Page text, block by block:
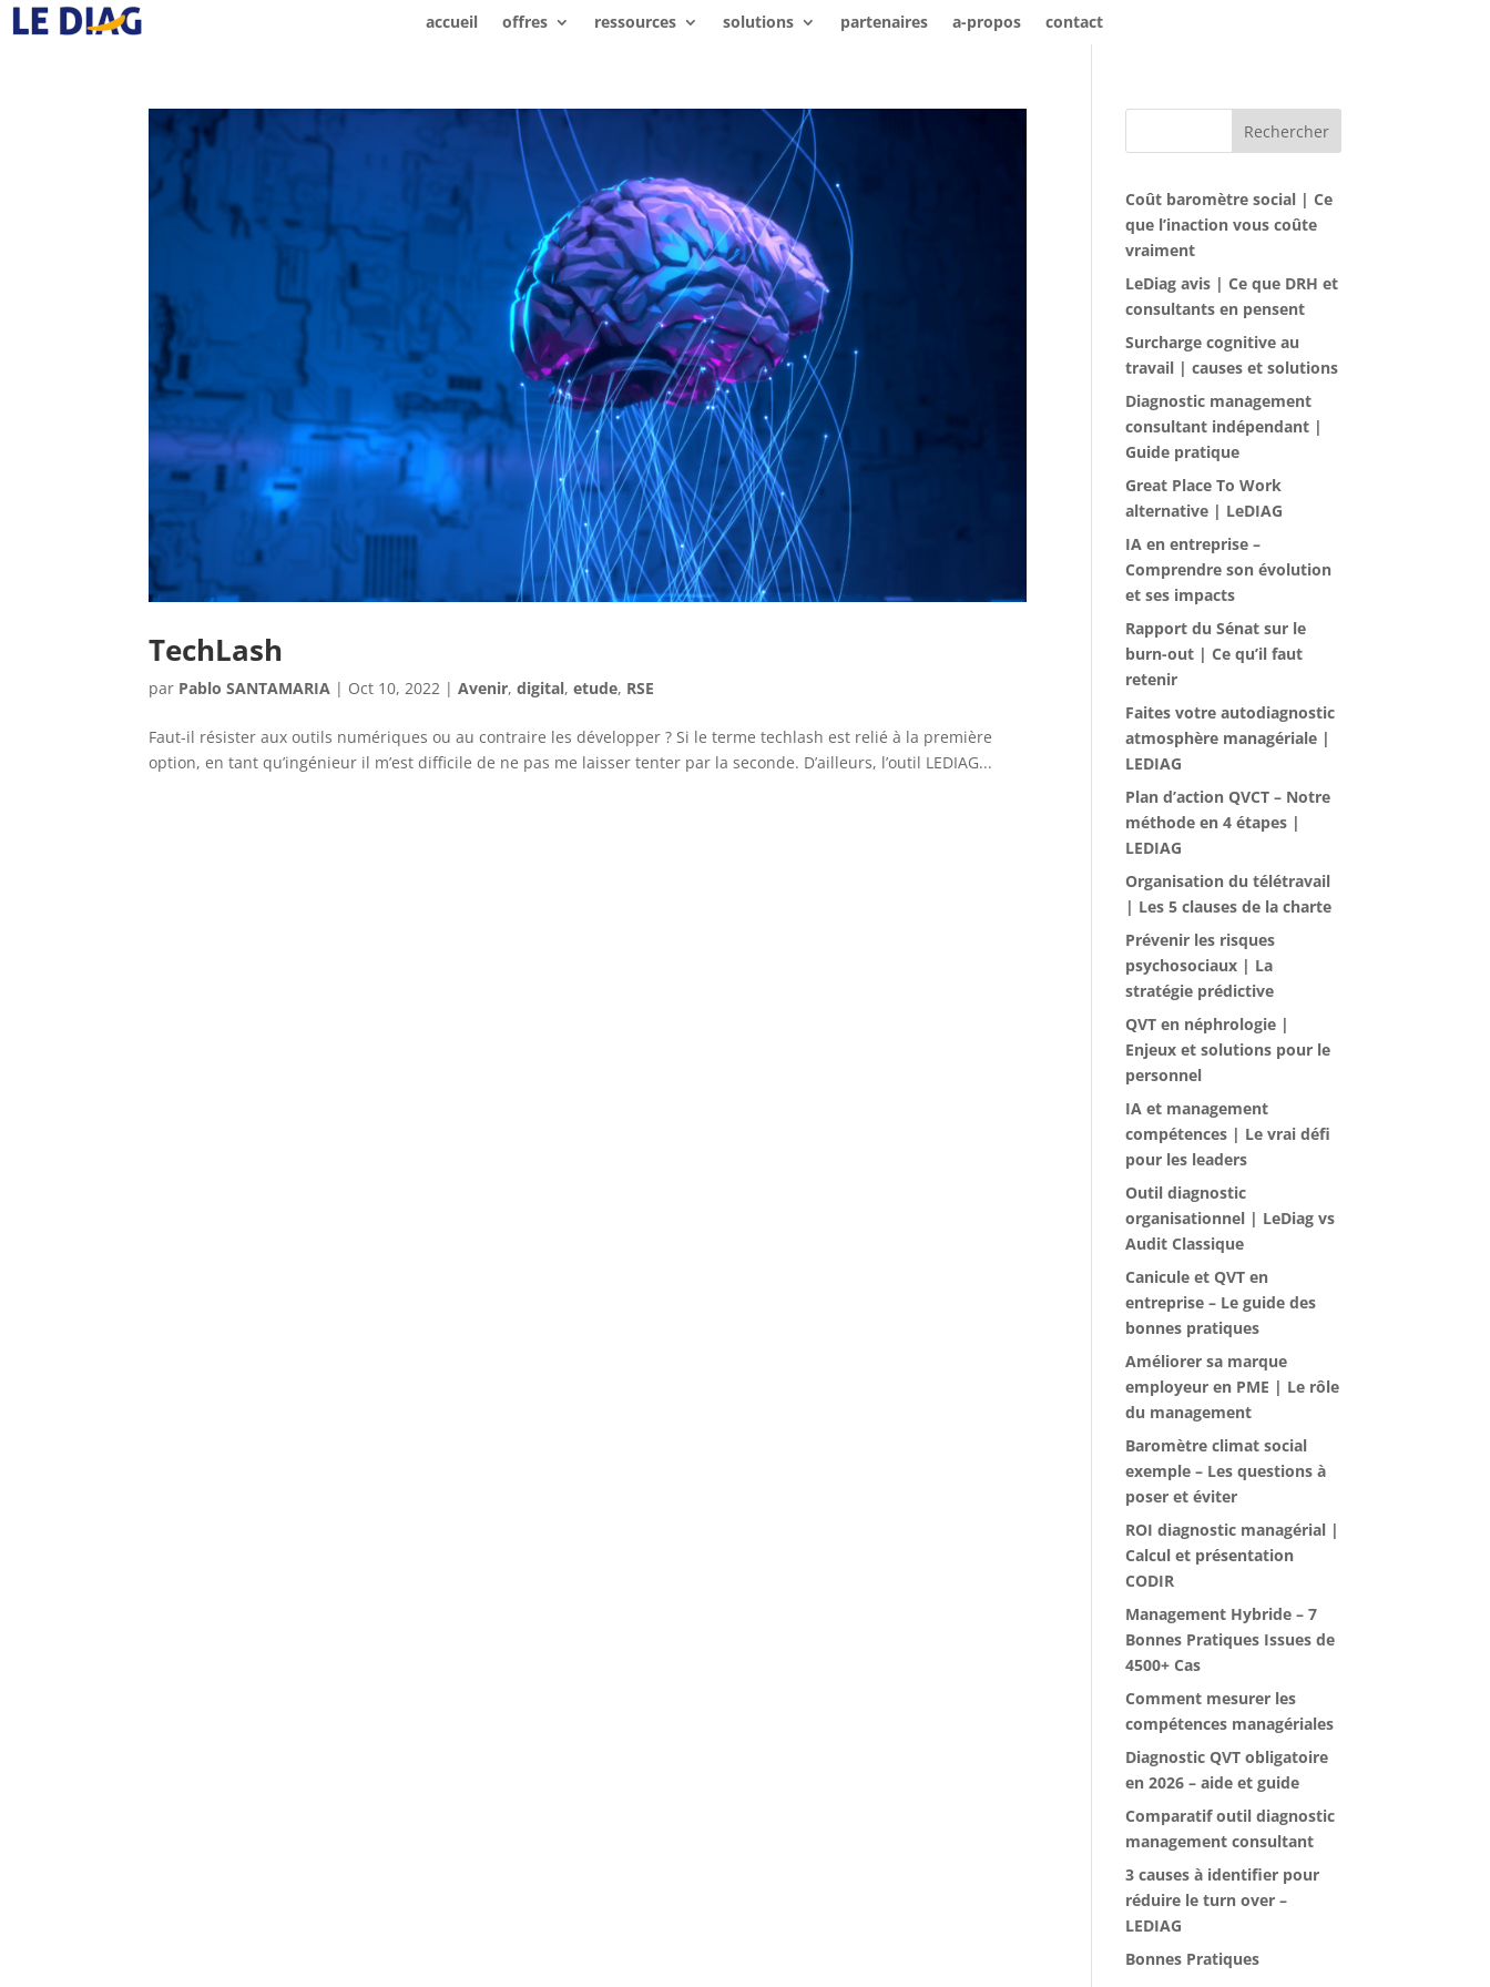
accueil offres ressources solutions partenaires a-propos contact
TechLash
par Pablo SANTAMARIA | Oct 10, 2022 |Avenir,digital,etude, RSE
Faut-il résister aux outils numériques ou au contraire les développer ? Si le terme techlash est relié à la première
option, en tant qu’ingénieur il m’est difficile de ne pas me laisser tenter par la seconde. D’ailleurs, l’outil LEDIAG...
Rechercher
Coût baromètre social | Ce
que l’inaction vous coûte
vraiment
LeDiag avis | Ce que DRH et
consultants en pensent
Surcharge cognitive au
travail | causes et solutions
Diagnostic management
consultant indépendant |
Guide pratique
Great Place To Work
alternative | LeDIAG
IA en entreprise –
Comprendre son évolution
et ses impacts
Rapport du Sénat sur le
burn-out | Ce qu’il faut
retenir
Faites votre autodiagnostic
atmosphère managériale |
LEDIAG
Plan d’action QVCT – Notre
méthode en 4 étapes |
LEDIAG
Organisation du télétravail
| Les 5 clauses de la charte
Prévenir les risques
psychosociaux | La
stratégie prédictive
QVT en néphrologie |
Enjeux et solutions pour le
personnel
IA et management
compétences | Le vrai défi
pour les leaders
Outil diagnostic
organisationnel | LeDiag vs
Audit Classique
Canicule et QVT en
entreprise – Le guide des
bonnes pratiques
Améliorer sa marque
employeur en PME | Le rôle
du management
Baromètre climat social
exemple – Les questions à
poser et éviter
ROI diagnostic managérial |
Calcul et présentation
CODIR
Management Hybride – 7
Bonnes Pratiques Issues de
4500+ Cas
Comment mesurer les
compétences managériales
Diagnostic QVT obligatoire
en 2026 – aide et guide
Comparatif outil diagnostic
management consultant
3 causes à identifier pour
réduire le turn over –
LEDIAG
Bonnes Pratiques